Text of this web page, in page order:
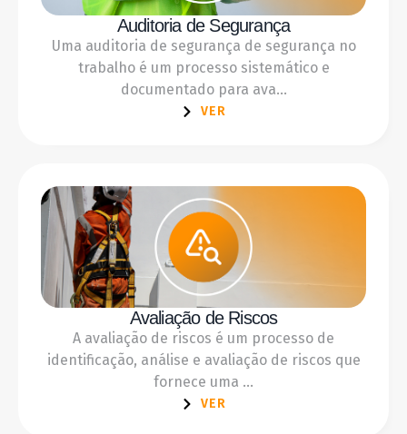
Auditoria de Segurança
Uma auditoria de segurança de segurança no
trabalho é um processo sistemático e
documentado para ava...
VER
Avaliação de Riscos
A avaliação de riscos é um processo de
identificação, análise e avaliação de riscos que
fornece uma ...
VER